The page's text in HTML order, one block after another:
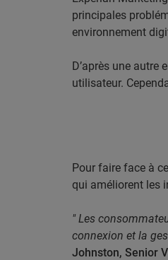
principales
environnement
D’après une autre
utilisateur.
Pour faire face à
qui améliorent les
" Les
connexion et la
Johnston, Senior